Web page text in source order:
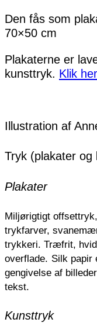
Den fås som
70×50 cm
Plakaterne er
kunsttryk. Klik
Illustration af
Tryk (plakater og
Plakater
Miljørigtigt
trykfarver,
trykkeri. Træfrit,
overflade. Silk papir
gengivelse af
tekst.
Kunsttryk